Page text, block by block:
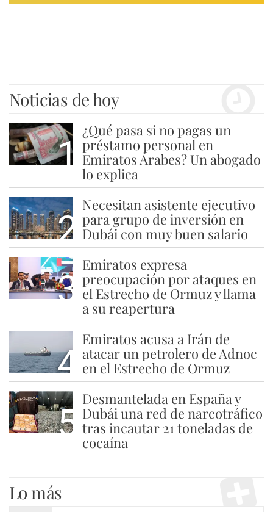
Noticias de hoy
1
¿Qué pasa si no pagas un
préstamo personal en
Emiratos Árabes? Un abogado
lo explica
2
Necesitan asistente ejecutivo
para grupo de inversión en
Dubái con muy buen salario
3
Emiratos expresa
preocupación por ataques en
el Estrecho de Ormuz y llama
a su reapertura
4
Emiratos acusa a Irán de
atacar un petrolero de Adnoc
en el Estrecho de Ormuz
5
Desmantelada en España y
Dubái una red de narcotráfico
tras incautar 21 toneladas de
cocaína
Lo más